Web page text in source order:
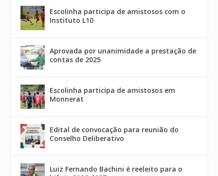
Escolinha participa de amistosos com o
Instituto L10
Aprovada por unanimidade a prestação de
contas de 2025
Escolinha participa de amistosos em
Monnerat
Edital de convocação para reunião do
Conselho Deliberativo
Luiz Fernando Bachini é reeleito para o